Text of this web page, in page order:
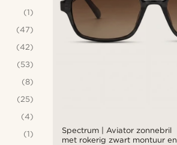
Spectrum | Aviator zonnebril
met rokerig zwart montuur en
(1)
(47)
(42)
(53)
(8)
(25)
(4)
(1)